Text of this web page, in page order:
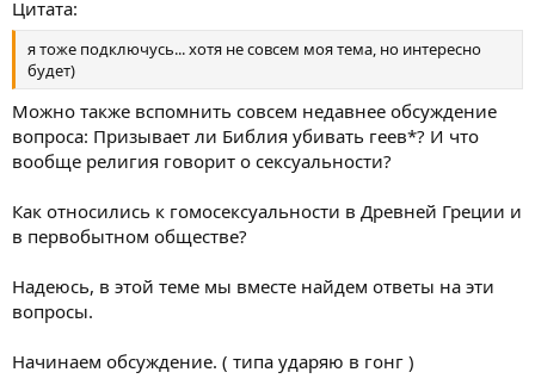
Цитата:
я тоже подключусь... хотя не совсем моя тема, но интересно
будет)
Можно также вспомнить совсем недавнее обсуждение
вопроса: Призывает ли Библия убивать геев*? И что
вообще религия говорит о сексуальности?
Как относились к гомосексуальности в Древней Греции и
в первобытном обществе?
Надеюсь, в этой теме мы вместе найдем ответы на эти
вопросы.
Начинаем обсуждение. ( типа ударяю в гонг )